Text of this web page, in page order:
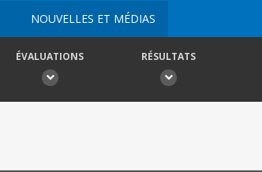
NOUVELLES ET MÉDIAS
ÉVALUATIONS RÉSULTATS